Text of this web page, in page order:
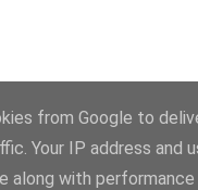
from Google to
Your IP address and
along with